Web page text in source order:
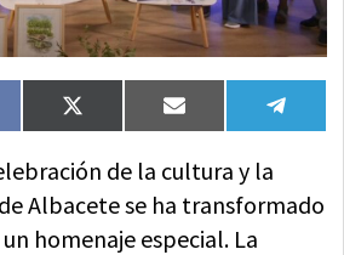
Compartir
en
X
(Twitter)
Compartir
en
Email
en
de la cultura y la
Albacete se ha transformado
homenaje especial. La